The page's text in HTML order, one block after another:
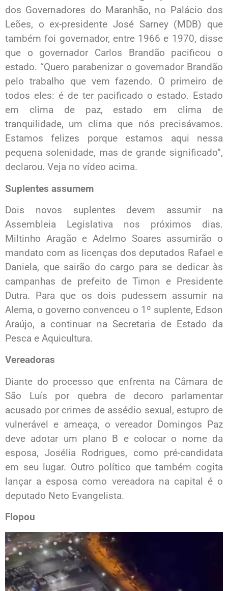
dos Governadores do Maranhão, no Palácio dos
Leões, o ex-presidente José Sarney (MDB) que
também foi governador, entre 1966 e 1970, disse
que o governador Carlos Brandão pacificou o
estado. “Quero parabenizar o governador Brandão
pelo trabalho que vem fazendo. O primeiro de
todos eles: é de ter pacificado o estado. Estado
em clima de paz, estado em clima de
tranquilidade, um clima que nós precisávamos.
Estamos felizes porque estamos aqui nessa
pequena solenidade, mas de grande significado”,
declarou. Veja no vídeo acima.
Suplentes assumem
Dois novos suplentes devem assumir na
Assembleia Legislativa nos próximos dias.
Miltinho Aragão e Adelmo Soares assumirão o
mandato com as licenças dos deputados Rafael e
Daniela, que sairão do cargo para se dedicar às
campanhas de prefeito de Timon e Presidente
Dutra. Para que os dois pudessem assumir na
Alema, o governo convenceu o 1º suplente, Edson
Araújo, a continuar na Secretaria de Estado da
Pesca e Aquicultura.
Vereadoras
Diante do processo que enfrenta na Câmara de
São Luís por quebra de decoro parlamentar
acusado por crimes de assédio sexual, estupro de
vulnerável e ameaça, o vereador Domingos Paz
deve adotar um plano B e colocar o nome da
esposa, Josélia Rodrigues, como pré-candidata
em seu lugar. Outro político que também cogita
lançar a esposa como vereadora na capital é o
deputado Neto Evangelista.
Flopou